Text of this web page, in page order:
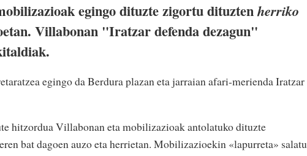
egingo dituzte zigortu dituztenherriko
Villabonan "Iratzar defenda dezagun"
egingo da Berdura plazan eta jarraian afari-merienda Iratzar
hitzordua Villabonan eta mobilizazioak antolatuko dituzte
bat dagoen auzo eta herrietan. Mobilizazioekin «lapurreta» salatu